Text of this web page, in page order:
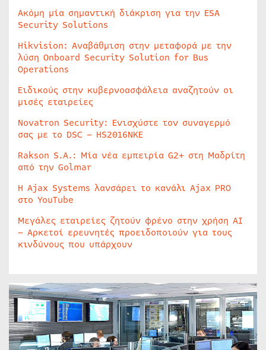
Ακόμη μία σημαντική διάκριση για την ESA
Security Solutions
Hikvision: Αναβάθμιση στην μεταφορά με την
λύση Onboard Security Solution for Bus
Operations
Ειδικούς στην κυβερνοασφάλεια αναζητούν οι
μισές εταιρείες
Novatron Security: Ενισχύστε τον συναγερμό
σας με το DSC – HS2016NKE
Rakson S.A.: Μία νέα εμπειρία G2+ στη Μαδρίτη
από την Golmar
Η Ajax Systems λανσάρει το κανάλι Ajax PRO
στο YouTube
Μεγάλες εταιρείες ζητούν φρένο στην χρήση AI
– Αρκετοί ερευνητές προειδοποιούν για τους
κινδύνους που υπάρχουν